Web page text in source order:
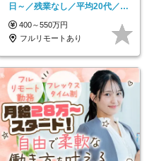
日～／残業なし／平均20代／リ
モートOK
400～550万円
フルリモートあり